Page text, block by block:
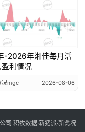
-2026年湘佳每月活
盈利情况
况mgc 2026-08-06
积牧数据·新猪派·新禽况